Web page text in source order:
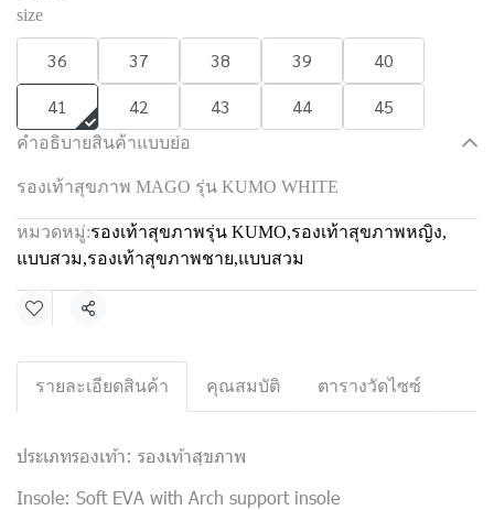
size
36 37 38 39
40
41
42 43 44 45
คำอธิบายสินค้าแบบย่อ
รองเท้าสุขภาพ MAGO รุ่น KUMO WHITE
หมวดหมู่:รองเท้าสุขภาพรุ่น KUMO,รองเท้าสุขภาพหญิง,
แบบสวม,รองเท้าสุขภาพชาย,แบบสวม
แชร์
รายละเอียดสินค้า คุณสมบัติ ตารางวัดไซซ์
ประเภทรองเท้า: รองเท้าสุขภาพ
Insole: Soft EVA with Arch support insole